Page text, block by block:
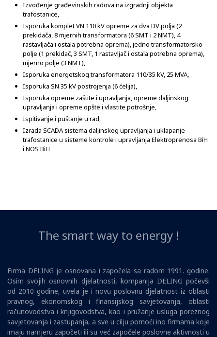
Izvođenje građevinskih radova na izgradnji objekta
trafostanice,
Isporuka komplet VN 110 kV opreme za dva DV polja (2
prekidača, 8 mjernih transformatora (6 SMT i 2 NMT), 4
rastavljača i ostala potrebna oprema), jedno transformatorsko
polje (1 prekidač, 3 SMT, 1 rastavljač i ostala potrebna oprema),
mjerno polje (3 NMT),
Isporuka energetskog transformatora 110/35 kV, 25 MVA,
Isporuka SN 35 kV postrojenja (6 ćelija),
Isporuka opreme zaštite i upravljanja, opreme daljinskog
upravljanja i opreme opšte i vlastite potrošnje,
Ispitivanje i puštanje u rad,
Izrada SCADA sistema daljinskog upravljanja i uklapanje
trafostanice u sisteme kontrole i upravljanja Elektroprenosa BiH
i NOS BiH
The smart way to energy !
Firma DELING je osnovana i započela sa radom 1991. godine.
Osim svojih osnovnih djelatnosti, kompanija DELING počevši
od 2010 godine, uvela je i novu poslovnu djelatnost iz oblasti
pravnog, ekonomskog i finansijskog savjetovanja, oblasti
računovodstva i knjigovodstva, kao i pružanje usluga poreznog
savjetovanja i zastupanja, a sve u cilju pomoći ino firmama koje
imaju namjeru započeti ili su već započele poslovne aktivnosti u